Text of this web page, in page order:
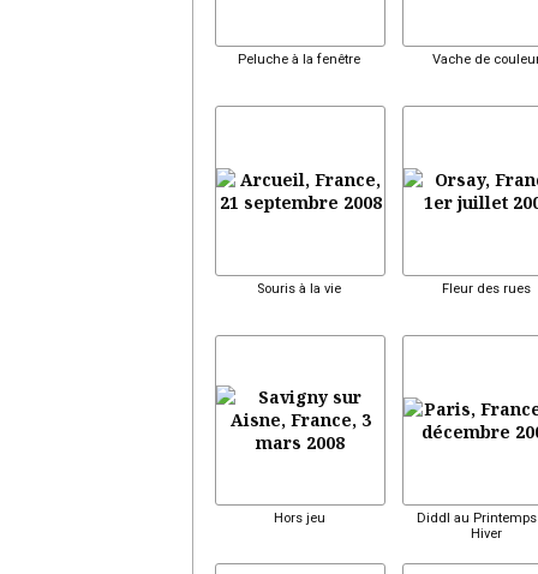
Peluche à la fenêtre Vache de
Souris à la vie Fleur des rues
Hors jeu
Diddl au
Hiver